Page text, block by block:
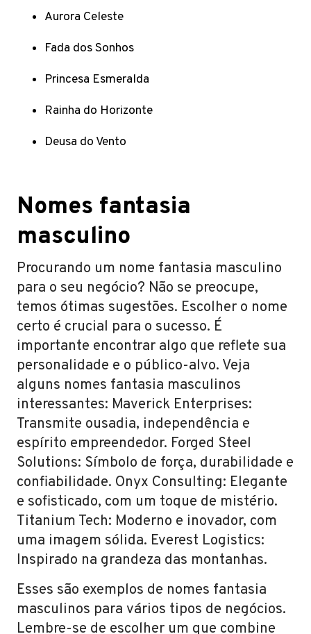
Aurora Celeste
Fada dos Sonhos
Princesa Esmeralda
Rainha do Horizonte
Deusa do Vento
Nomes fantasia
masculino
Procurando um nome fantasia masculino
para o seu negócio? Não se preocupe,
temos ótimas sugestões. Escolher o nome
certo é crucial para o sucesso. É
importante encontrar algo que reflete sua
personalidade e o público-alvo. Veja
alguns nomes fantasia masculinos
interessantes: Maverick Enterprises:
Transmite ousadia, independência e
espírito empreendedor. Forged Steel
Solutions: Símbolo de força, durabilidade e
confiabilidade. Onyx Consulting: Elegante
e sofisticado, com um toque de mistério.
Titanium Tech: Moderno e inovador, com
uma imagem sólida. Everest Logistics:
Inspirado na grandeza das montanhas.
Esses são exemplos de nomes fantasia
masculinos para vários tipos de negócios.
Lembre-se de escolher um que combine